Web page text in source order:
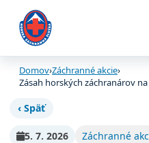
Domov›Záchranné akcie›
Zásah horských záchranárov
‹ Späť
5. 7. 2026 Záchranné